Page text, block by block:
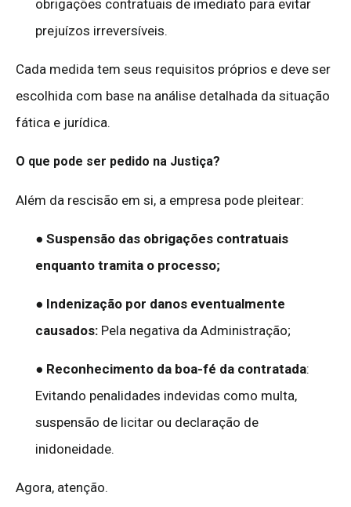
obrigações contratuais de imediato para evitar
prejuízos irreversíveis.
Cada medida tem seus requisitos próprios e deve ser
escolhida com base na análise detalhada da situação
fática e jurídica.
O que pode ser pedido na Justiça?
Além da rescisão em si, a empresa pode pleitear:
● Suspensão das obrigações contratuais
enquanto tramita o processo;
● Indenização por danos eventualmente
causados: Pela negativa da Administração;
● Reconhecimento da boa-fé da contratada:
Evitando penalidades indevidas como multa,
suspensão de licitar ou declaração de
inidoneidade.
Agora, atenção.